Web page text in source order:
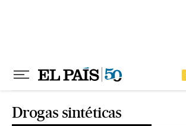
Drogas sintéticas